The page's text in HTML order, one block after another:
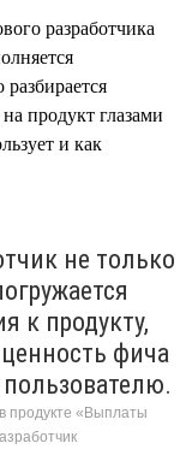
разработчика
продукт глазами
и как
не только
к продукту,
фича
продукте «Выплаты